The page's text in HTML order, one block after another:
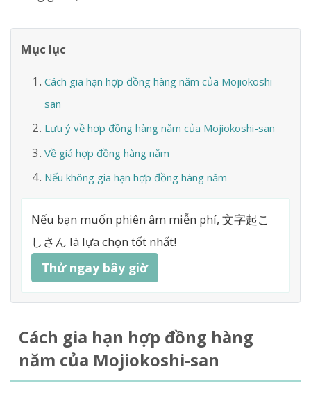
Mục lục
Cách gia hạn hợp đồng hàng năm của Mojiokoshi-
san
Lưu ý về hợp đồng hàng năm của Mojiokoshi-san
Về giá hợp đồng hàng năm
Nếu không gia hạn hợp đồng hàng năm
Nếu bạn muốn phiên âm miễn phí, 文字起こ
しさん là lựa chọn tốt nhất!
Thử ngay bây giờ
Cách gia hạn hợp đồng hàng
năm của Mojiokoshi-san